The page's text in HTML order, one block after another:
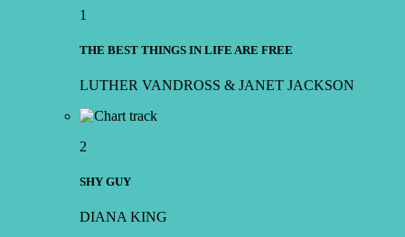
1
THE BEST THINGS IN LIFE ARE FREE
LUTHER VANDROSS & JANET JACKSON
2
SHY GUY
DIANA KING